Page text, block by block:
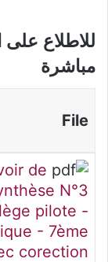
للاطلاع على
مباشرة
File
de
N°3
pilote -
- 7ème
corection